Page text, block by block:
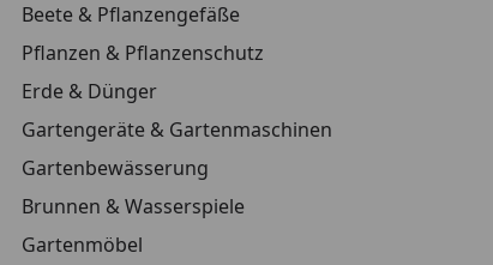
Beete & Pflanzengefäße
Pflanzen & Pflanzenschutz
Erde & Dünger
Gartengeräte & Gartenmaschinen
Gartenbewässerung
Brunnen & Wasserspiele
Gartenmöbel